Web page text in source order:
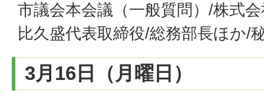
市議会本会議（一般質問）/株式
比久盛代表取締役/総務部長ほか/
3月16日（月曜日）